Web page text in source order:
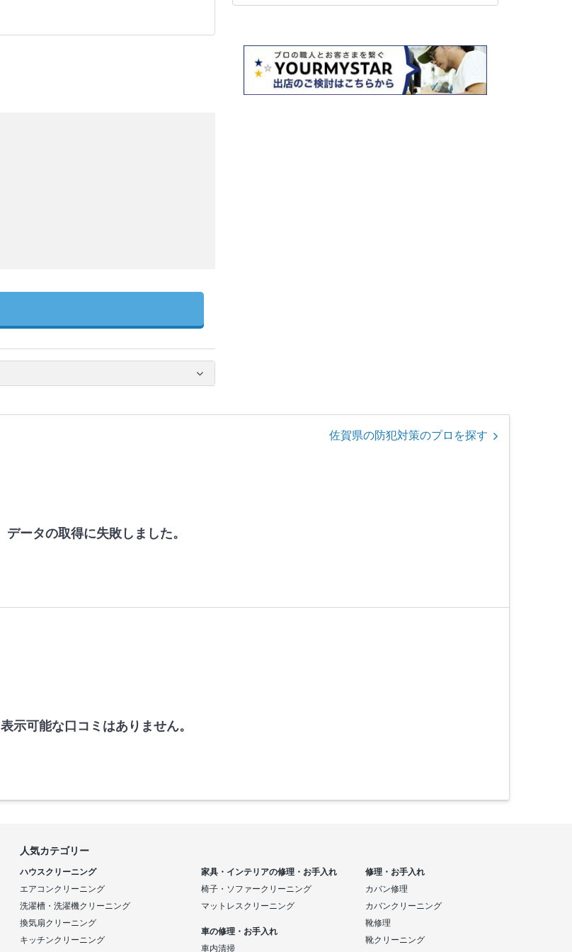
佐賀県の防犯対策のプロを探す
データの取得に失敗しました。
表示可能な口コミはありません。
人気カテゴリー
ハウスクリーニング
エアコンクリーニング
洗濯槽・洗濯機クリーニング
換気扇クリーニング
キッチンクリーニング
家具・インテリアの修理・お手入れ
椅子・ソファークリーニング
マットレスクリーニング
車の修理・お手入れ
車内清掃
修理・お手入れ
カバン修理
カバンクリーニング
靴修理
靴クリーニング